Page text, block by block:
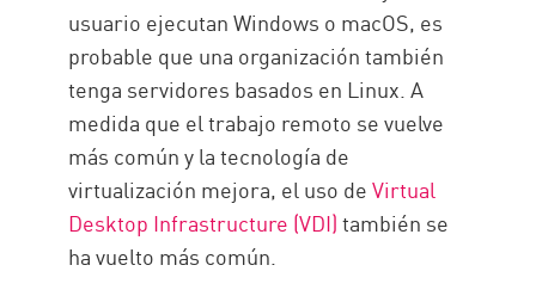
usuario ejecutan Windows o macOS, es
probable que una organización también
tenga servidores basados en Linux. A
medida que el trabajo remoto se vuelve
más común y la tecnología de
virtualización mejora, el uso deVirtual
Desktop Infrastructure (VDI)también se
ha vuelto más común.